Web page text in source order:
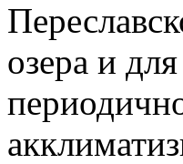
озера и